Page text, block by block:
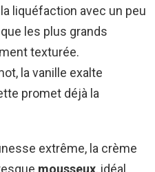
liquéfaction avec un peu
les plus grands
texturée.
la vanille exalte
promet déjà la
extrême, la crème
mousseux, idéal